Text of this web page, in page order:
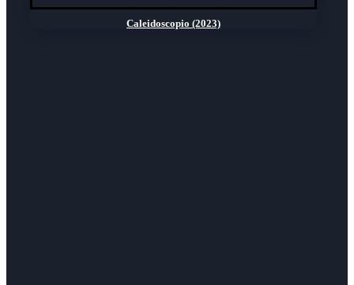
Caleidoscopio (2023)